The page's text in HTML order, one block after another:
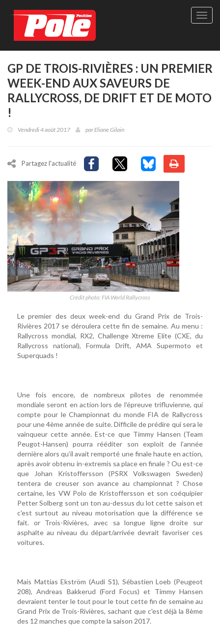
Site
-
seul
GP DE TROIS-RIVIÈRES : UN PREMIER
WEEK-END AUX SAVEURS DE
RALLYCROSS, DE DRIFT ET DE MOTO
!
Vendredi 4 août 2017 parEliane Gilain
Partagez l'actualité
Crédit photo: FIA World Rallycross
Le premier des deux week-end du Grand Prix de Trois-
Rivières 2017 se déroulera cette fin de semaine. Au menu :
Rallycross mondial, RX2, Challenge Xtreme Elite (CXE, du
Rallycross national), Formula Drift, AMA Supermoto et
Superquads !
Une fois encore, de nombreux pilotes de renommée
mondiale seront en action lors de l'épreuve trifluvienne, qui
compte pour le Championnat du monde FIA de Rallycross
pour une 4ème année de suite. Difficile de prédire qui sera le
vainqueur cette année. Est-ce que Timmy Hansen (Team
Peugot-Hansen) pourra rééditer son exploit de l’année
dernière alors qu’il avait remporté une finale haute en action,
après avoir obtenu in-extremis sa place en finale ? Ou est-ce
que Johan Kristoffersson (PSRX Volkswagen Sweden)
tentera de creuser son avance au championnat ? Chose
certaine, les VW Polo de Kristoffersson et son coéquipier
Petter Solberg sont un ton au-dessus du lot cette saison et
c'est surtout au niveau motorisation que la différence se
fait. or Trois-Rivières, avec sa longue ligne droite sur
asphalte au niveau du départ/arrivée devrait favoriser ces
voitures.
Mais Mattias Ekström (Audi S1), Sébastien Loeb (Peugeot
208), Andreas Bakkerud (Ford Focus) et Timmy Hansen
devraient tenter le tout pour le tout cette fin de semaine au
Grand Prix de Trois-Rivières, sachant que c'est déjà la 8ème
des 12 manches que compte la saison 2017.